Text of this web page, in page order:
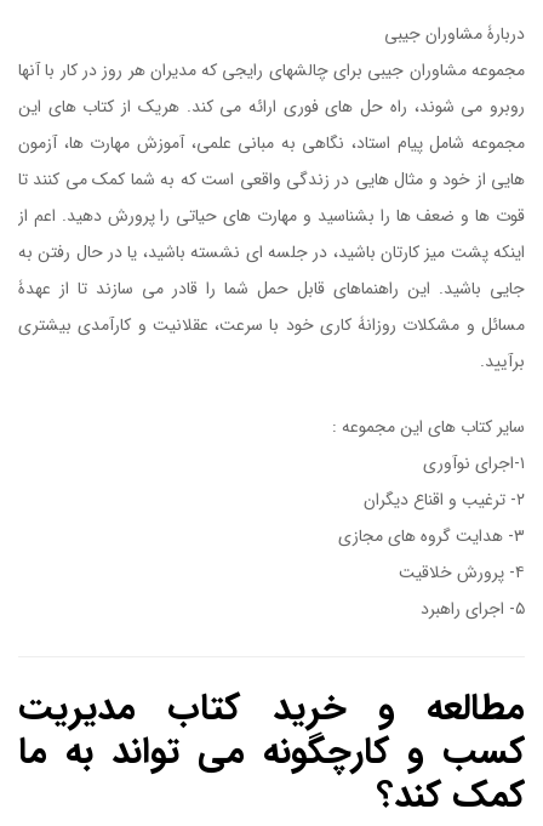
دربارۀ مشاوران جیبی
مجموعه مشاوران جیبی برای چالشهای رایجی که مدیران هر روز در کار با آنها
روبرو می شوند، راه حل های فوری ارائه می کند. هریک از کتاب های این
مجموعه شامل پیام استاد، نگاهی به مبانی علمی، آموزش مهارت ها، آزمون
هایی از خود و مثال هایی در زندگی واقعی است که به شما کمک می کنند تا
قوت ها و ضعف ها را بشناسید و مهارت های حیاتی را پرورش دهید. اعم از
اینکه پشت میز کارتان باشید، در جلسه ای نشسته باشید، یا در حال رفتن به
جایی باشید. این راهنماهای قابل حمل شما را قادر می سازند تا از عهدۀ
مسائل و مشکلات روزانۀ کاری خود با سرعت، عقلانیت و کارآمدی بیشتری
برآیید.
سایر کتاب های این مجموعه :
۱-اجرای نوآوری
۲- ترغیب و اقناع دیگران
۳- هدایت گروه های مجازی
۴- پرورش خلاقیت
۵- اجرای راهبرد
مطالعه و خرید کتاب مدیریت
کسب و کارچگونه می تواند به ما
کمک کند؟